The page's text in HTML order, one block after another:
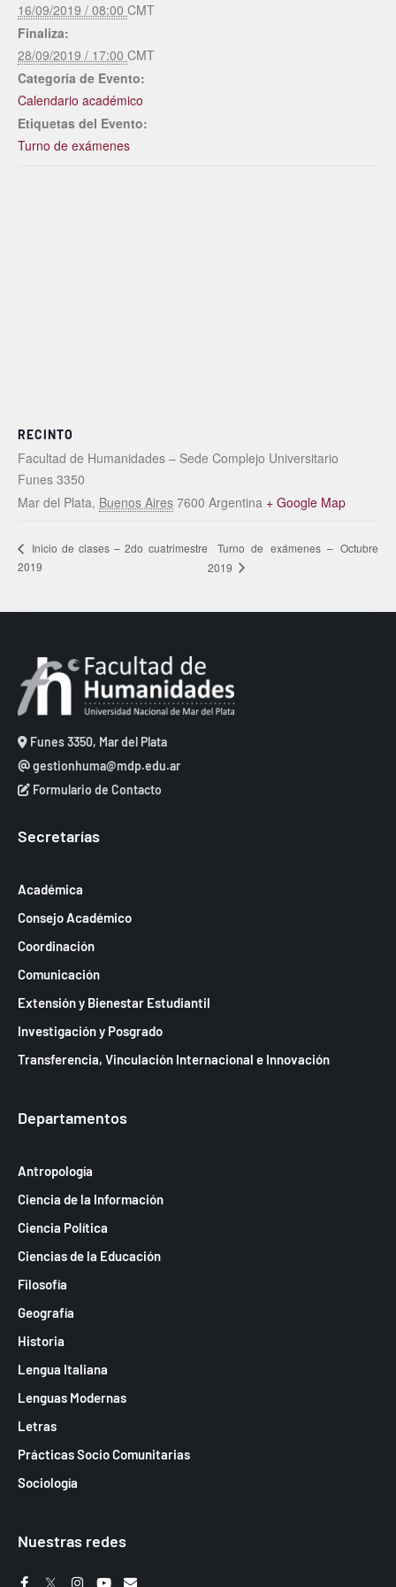
16/09/2019 / 08:00 CMT
Finaliza:
28/09/2019 / 17:00 CMT
Categoría de Evento:
Calendario académico
Etiquetas del Evento:
Turno de exámenes
RECINTO
Facultad de Humanidades – Sede Complejo Universitario
Funes 3350
Mar del Plata, Buenos Aires 7600 Argentina + Google Map
Inicio de clases – 2do cuatrimestre
2019
Turno de exámenes – Octubre
2019
Funes 3350, Mar del Plata
gestionhuma@mdp.edu.ar
Formulario de Contacto
Secretarías
Académica
Consejo Académico
Coordinación
Comunicación
Extensión y Bienestar Estudiantil
Investigación y Posgrado
Transferencia, Vinculación Internacional e Innovación
Departamentos
Antropología
Ciencia de la Información
Ciencia Política
Ciencias de la Educación
Filosofía
Geografía
Historia
Lengua Italiana
Lenguas Modernas
Letras
Prácticas Socio Comunitarias
Sociología
Nuestras redes